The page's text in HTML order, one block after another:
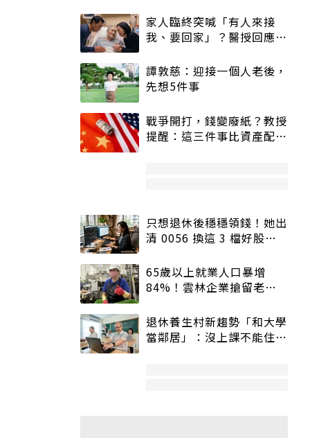
家人臨終突喊「有人來接
我、要回家」？醫授回應方
譚敦慈：迎接一個人老後，
先想5件事
戰爭開打，錢變廢紙？教授
提醒：這三件事比資產配置
只想退休後穩穩領錢！她出
清 0056 換這 3 檔好股：
65歲以上就業人口暴增
84%！雲林企業搶留老員
退休養生村新趨勢「和大學
當鄰居」：沒上課不能住、